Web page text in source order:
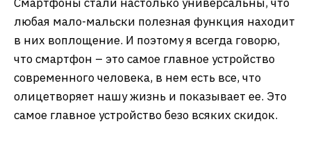
Смартфоны стали настолько универсальны, что
любая мало-мальски полезная функция находит
в них воплощение. И поэтому я всегда говорю,
что смартфон – это самое главное устройство
современного человека, в нем есть все, что
олицетворяет нашу жизнь и показывает ее. Это
самое главное устройство безо всяких скидок.